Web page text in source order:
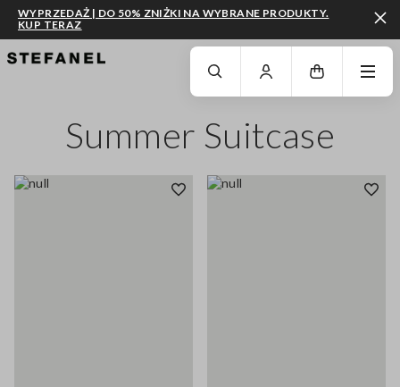
PRZEJDŹ DO GŁÓWNEJ TREŚCI PRZEWIŃ NA DÓŁ STRONY
WYPRZEDAŻ | DO 50% ZNIŻKI NA WYBRANE PRODUKTY.
KUP TERAZ
Summer Suitcase